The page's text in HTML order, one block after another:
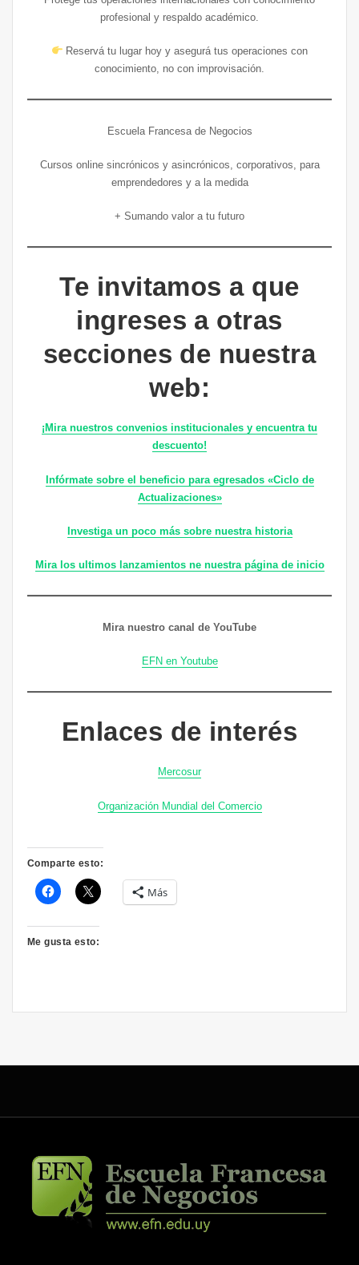
profesional y respaldo académico.
Reservá tu lugar hoy y asegurá tus operaciones con
conocimiento, no con improvisación.
Escuela Francesa de Negocios
Cursos online sincrónicos y asincrónicos, corporativos, para
emprendedores y a la medida
+ Sumando valor a tu futuro
Te invitamos a que
ingreses a otras
secciones de nuestra
web:
¡Mira nuestros convenios institucionales y encuentra tu
descuento!
Infórmate sobre el beneficio para egresados «Ciclo de
Actualizaciones»
Investiga un poco más sobre nuestra historia
Mira los ultimos lanzamientos ne nuestra página de inicio
Mira nuestro canal de YouTube
EFN en Youtube
Enlaces de interés
Mercosur
Organización Mundial del Comercio
Comparte esto:
Más
Me gusta esto: